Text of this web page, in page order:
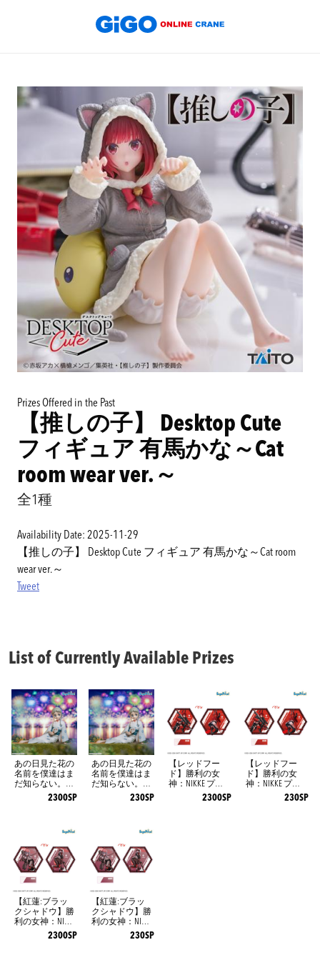
Prizes Offered in the Past
【推しの子】 Desktop Cute
フィギュア 有馬かな～Cat
room wear ver.～
全1種
Availability Date: 2025-11-29
【推しの子】 Desktop Cute フィギュア 有馬かな～Cat room
wear ver.～
Tweet
List of Currently Available Prizes
あの日見た花の
名前を僕達はま
だ知らない。 Yu
memirize ‐本間芽
2300SP
あの日見た花の
名前を僕達はま
だ知らない。 Yu
memirize ‐本間芽
230SP
【レッドフー
ド】勝利の女
神：NIKKE プラ
チナムザッカ両
2300SP
【レッドフー
ド】勝利の女
神：NIKKE プラ
チナムザッカ両
230SP
【紅蓮:ブラッ
クシャドウ】勝
利の女神：NIKK
E プラチナムザ
2300SP
【紅蓮:ブラッ
クシャドウ】勝
利の女神：NIKK
E プラチナムザ
230SP